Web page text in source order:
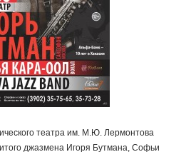
театра им. М.Ю. Лермонтова
джазмена Игоря Бутмана, Софьи